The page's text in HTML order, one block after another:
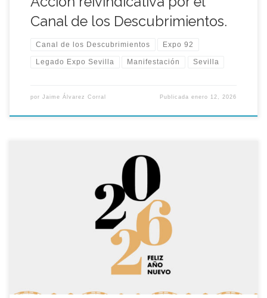
Canal de los Descubrimientos.
Canal de los Descubrimientos Expo 92
Legado Expo Sevilla Manifestación Sevilla
por Jaime Álvarez Corral Publicadaenero 12, 2026
Desde la Asociación Legado Expo Sevilla, queremos desear
un muy feliz y próspero año 2026 a todos nuestros socios,
seguidores y amantes de la Cartuja.